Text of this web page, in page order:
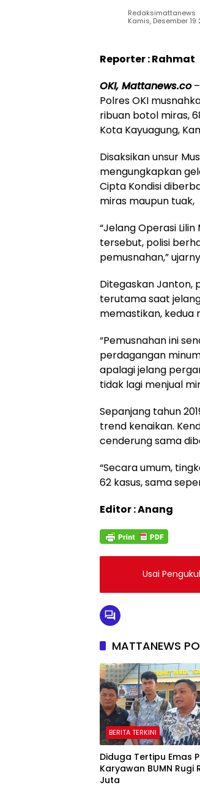
Redaksimattanews
Kamis, Desember 19
Reporter : Rahmat
OKI, Mattanews.co–
Polres OKI
ribuan botol miras,
Kota Kayuagung,
Disaksikan unsur
mengungkapkan
Cipta Kondisi
miras maupun tuak,
“Jelang Operasi
tersebut, polisi
pemusnahan,”
Ditegaskan Janton,
terutama saat
memastikan,
“Pemusnahan ini
perdagangan
apalagi jelang
tidak lagi menjual
Sepanjang tahun
trend kenaikan.
cenderung sama
“Secara umum,
62 kasus, sama
Editor : Anang
Usai
MATTANEWS
BERITA TERKINI
Diduga Tertipu Emas
Karyawan BUMN Rugi
Juta